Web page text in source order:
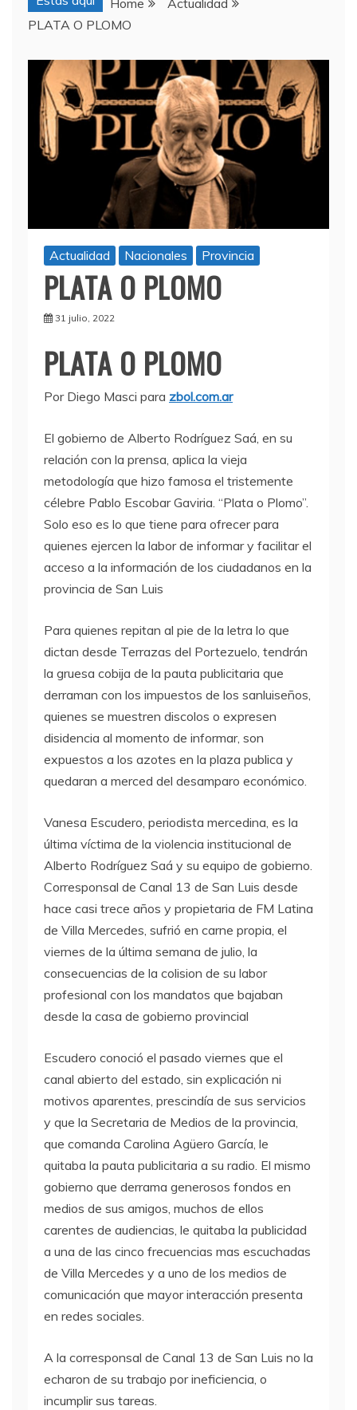
Home
Actualidad
PLATA O PLOMO
Actualidad Nacionales Provincia
PLATA O PLOMO
31 julio, 2022
PLATA O PLOMO
Por Diego Masci para zbol.com.ar
El gobierno de Alberto Rodríguez Saá, en su
relación con la prensa, aplica la vieja
metodología que hizo famosa el tristemente
célebre Pablo Escobar Gaviria. “Plata o Plomo”.
Solo eso es lo que tiene para ofrecer para
quienes ejercen la labor de informar y facilitar el
acceso a la información de los ciudadanos en la
provincia de San Luis
Para quienes repitan al pie de la letra lo que
dictan desde Terrazas del Portezuelo, tendrán
la gruesa cobija de la pauta publicitaria que
derraman con los impuestos de los sanluiseños,
quienes se muestren discolos o expresen
disidencia al momento de informar, son
expuestos a los azotes en la plaza publica y
quedaran a merced del desamparo económico.
Vanesa Escudero, periodista mercedina, es la
última víctima de la violencia institucional de
Alberto Rodríguez Saá y su equipo de gobierno.
Corresponsal de Canal 13 de San Luis desde
hace casi trece años y propietaria de FM Latina
de Villa Mercedes, sufrió en carne propia, el
viernes de la última semana de julio, la
consecuencias de la colision de su labor
profesional con los mandatos que bajaban
desde la casa de gobierno provincial
Escudero conoció el pasado viernes que el
canal abierto del estado, sin explicación ni
motivos aparentes, prescindía de sus servicios
y que la Secretaria de Medios de la provincia,
que comanda Carolina Agüero García, le
quitaba la pauta publicitaria a su radio. El mismo
gobierno que derrama generosos fondos en
medios de sus amigos, muchos de ellos
carentes de audiencias, le quitaba la publicidad
a una de las cinco frecuencias mas escuchadas
de Villa Mercedes y a uno de los medios de
comunicación que mayor interacción presenta
en redes sociales.
A la corresponsal de Canal 13 de San Luis no la
echaron de su trabajo por ineficiencia, o
incumplir sus tareas.